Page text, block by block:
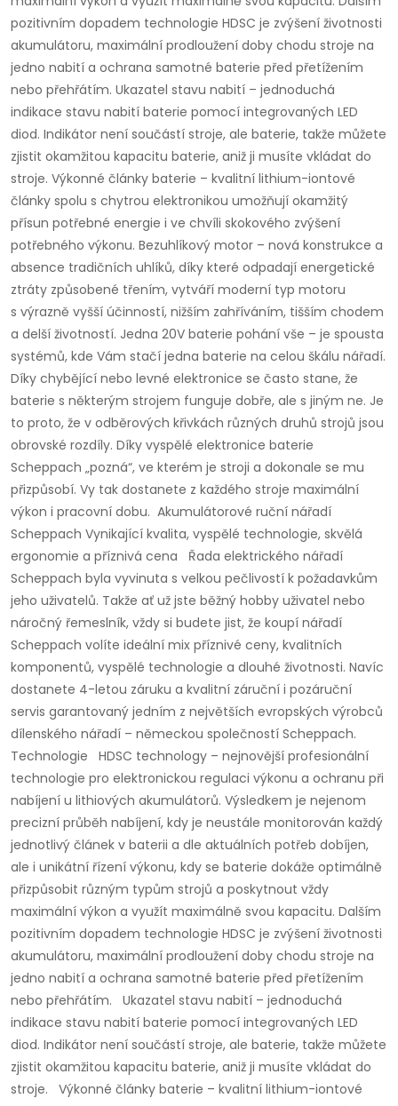
pozitivním dopadem technologie HDSC je zvýšení životnosti
akumulátoru, maximální prodloužení doby chodu stroje na
jedno nabití a ochrana samotné baterie před přetížením
nebo přehřátím. Ukazatel stavu nabití – jednoduchá
indikace stavu nabití baterie pomocí integrovaných LED
diod. Indikátor není součástí stroje, ale baterie, takže můžete
zjistit okamžitou kapacitu baterie, aniž ji musíte vkládat do
stroje. Výkonné články baterie – kvalitní lithium-iontové
články spolu s chytrou elektronikou umožňují okamžitý
přísun potřebné energie i ve chvíli skokového zvýšení
potřebného výkonu. Bezuhlíkový motor – nová konstrukce a
absence tradičních uhlíků, díky které odpadají energetické
ztráty způsobené třením, vytváří moderní typ motoru
s výrazně vyšší účinností, nižším zahříváním, tišším chodem
a delší životností. Jedna 20V baterie pohání vše – je spousta
systémů, kde Vám stačí jedna baterie na celou škálu nářadí.
Díky chybějící nebo levné elektronice se často stane, že
baterie s některým strojem funguje dobře, ale s jiným ne. Je
to proto, že v odběrových křivkách různých druhů strojů jsou
obrovské rozdíly. Díky vyspělé elektronice baterie
Scheppach „pozná“, ve kterém je stroji a dokonale se mu
přizpůsobí. Vy tak dostanete z každého stroje maximální
výkon i pracovní dobu. Akumulátorové ruční nářadí
Scheppach Vynikající kvalita, vyspělé technologie, skvělá
ergonomie a příznivá cena Řada elektrického nářadí
Scheppach byla vyvinuta s velkou pečlivostí k požadavkům
jeho uživatelů. Takže ať už jste běžný hobby uživatel nebo
náročný řemeslník, vždy si budete jist, že koupí nářadí
Scheppach volíte ideální mix příznivé ceny, kvalitních
komponentů, vyspělé technologie a dlouhé životnosti. Navíc
dostanete 4-letou záruku a kvalitní záruční i pozáruční
servis garantovaný jedním z největších evropských výrobců
dílenského nářadí – německou společností Scheppach.
Technologie HDSC technology – nejnovější profesionální
technologie pro elektronickou regulaci výkonu a ochranu při
nabíjení u lithiových akumulátorů. Výsledkem je nejenom
precizní průběh nabíjení, kdy je neustále monitorován každý
jednotlivý článek v baterii a dle aktuálních potřeb dobíjen,
ale i unikátní řízení výkonu, kdy se baterie dokáže optimálně
přizpůsobit různým typům strojů a poskytnout vždy
maximální výkon a využít maximálně svou kapacitu. Dalším
pozitivním dopadem technologie HDSC je zvýšení životnosti
akumulátoru, maximální prodloužení doby chodu stroje na
jedno nabití a ochrana samotné baterie před přetížením
nebo přehřátím. Ukazatel stavu nabití – jednoduchá
indikace stavu nabití baterie pomocí integrovaných LED
diod. Indikátor není součástí stroje, ale baterie, takže můžete
zjistit okamžitou kapacitu baterie, aniž ji musíte vkládat do
stroje. Výkonné články baterie – kvalitní lithium-iontové